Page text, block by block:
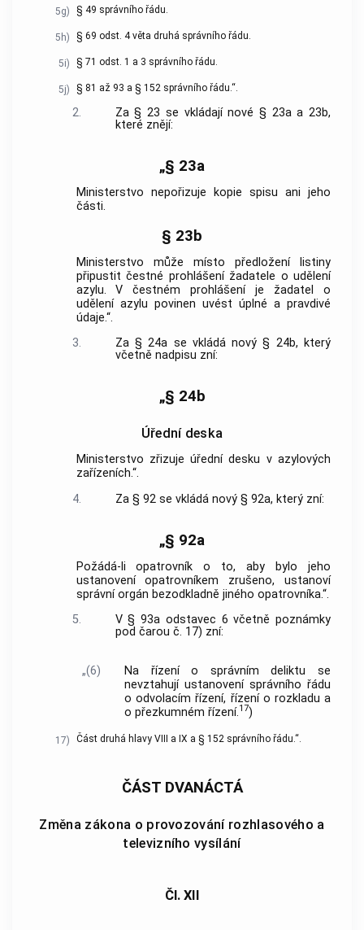
5g) § 49 správního řádu.
5h) § 69 odst. 4 věta druhá správního řádu.
5i) § 71 odst. 1 a 3 správního řádu.
5j) § 81 až 93 a § 152 správního řádu.“.
2.
Za § 23 se vkládají nové § 23a a 23b,
které znějí:
„§ 23a
Ministerstvo nepořizuje kopie spisu ani jeho
části.
§ 23b
Ministerstvo může místo předložení listiny
připustit čestné prohlášení žadatele o udělení
azylu. V čestném prohlášení je žadatel o
udělení azylu povinen uvést úplné a pravdivé
údaje.“.
3.
Za § 24a se vkládá nový § 24b, který
včetně nadpisu zní:
„§ 24b
Úřední deska
Ministerstvo zřizuje úřední desku v azylových
zařízeních.“.
4.
Za § 92 se vkládá nový § 92a, který zní:
„§ 92a
Požádá-li opatrovník o to, aby bylo jeho
ustanovení opatrovníkem zrušeno, ustanoví
správní orgán bezodkladně jiného opatrovníka.“.
5.
V § 93a odstavec 6 včetně poznámky
pod čarou č. 17) zní:
„(6)
Na řízení o správním deliktu se
nevztahují ustanovení správního řádu
o odvolacím řízení, řízení o rozkladu a
o přezkumném řízení.17)
17) Část druhá hlavy VIII a IX a § 152 správního řádu.“.
ČÁST DVANÁCTÁ
Změna zákona o provozování rozhlasového a
televizního vysílání
Čl. XII